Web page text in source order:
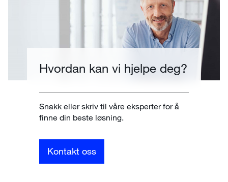
Hvordan kan vi hjelpe deg?
Snakk eller skriv til våre eksperter for å
finne din beste løsning.
Kontakt oss